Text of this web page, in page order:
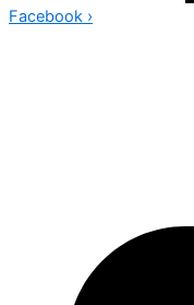
Facebook ›